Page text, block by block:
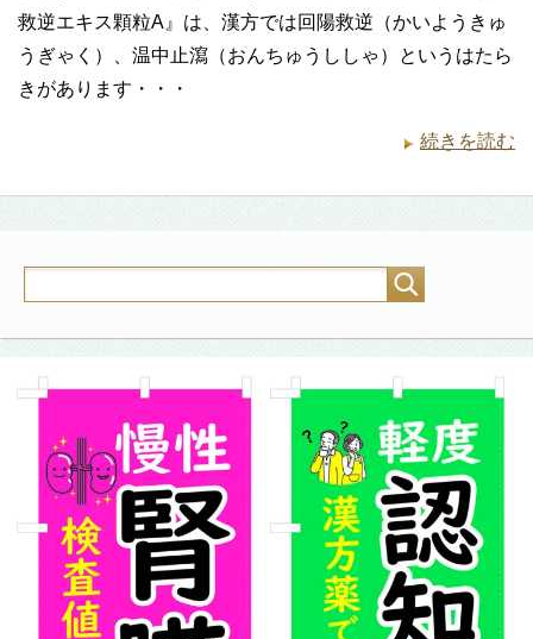
救逆エキス顆粒A』は、漢方では回陽救逆（かいようきゅ
うぎゃく）、温中止瀉（おんちゅうししゃ）というはたら
きがあります・・・
続きを読む